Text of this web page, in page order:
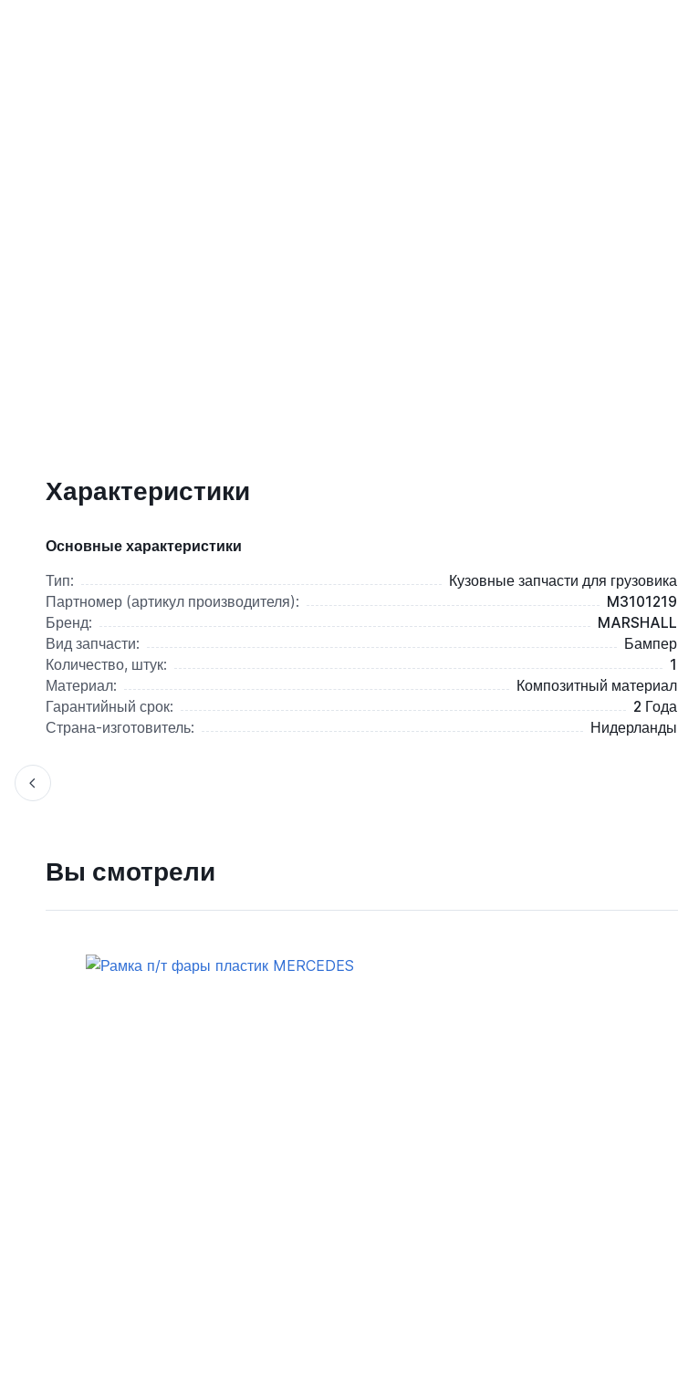
Характеристики
Основные характеристики
Тип:
Кузовные запчасти для грузовика
Партномер (артикул производителя):
M3101219
Бренд:
MARSHALL
Вид запчасти:
Бампер
Количество, штук:
1
Материал:
Композитный материал
Гарантийный срок:
2 Года
Страна-изготовитель:
Нидерланды
Вы смотрели